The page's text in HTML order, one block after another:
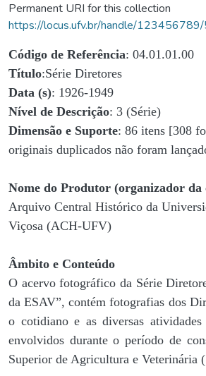
Permanent URI for this collection
https://locus.ufv.br/handle/
Código de Referência: 04.01.01.00
Título:Série Diretores
Data (s): 1926-1949
Nível de Descrição: 3 (Série)
Dimensão e Suporte: 86 itens [308
originais duplicados não foram
Nome do Produtor (organizador da
Arquivo Central Histórico da
Viçosa (ACH-UFV)
Âmbito e Conteúdo
O acervo fotográfico da Série
da ESAV”, contém fotografias dos
o cotidiano e as diversas atividades
envolvidos durante o período de
Superior de Agricultura e Veterinária